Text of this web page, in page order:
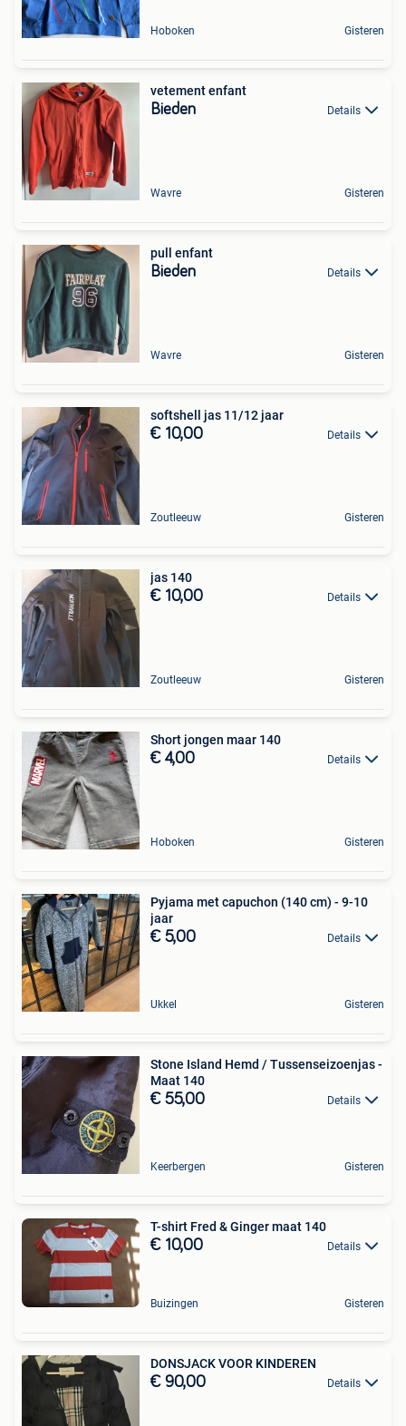
Hoboken Gisteren
vetement enfant
Bieden Details
Wavre Gisteren
pull enfant
Bieden Details
Wavre Gisteren
softshell jas 11/12 jaar
€ 10,00 Details
Zoutleeuw Gisteren
jas 140
€ 10,00 Details
Zoutleeuw Gisteren
Short jongen maar 140
€ 4,00 Details
Hoboken Gisteren
Pyjama met capuchon (140 cm) - 9-10
jaar
€ 5,00 Details
Ukkel Gisteren
Stone Island Hemd / Tussenseizoenjas -
Maat 140
€ 55,00 Details
Keerbergen Gisteren
T-shirt Fred & Ginger maat 140
€ 10,00 Details
Buizingen Gisteren
DONSJACK VOOR KINDEREN
€ 90,00 Details